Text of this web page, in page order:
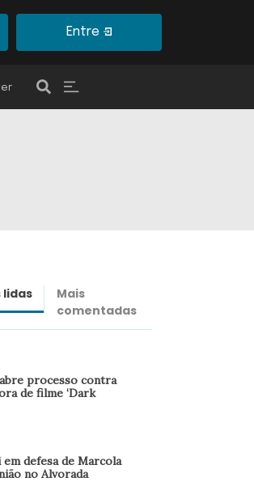
Entre
lidas
Mais
comentadas
processo contra
de filme ‘Dark
em defesa de Marcola
no Alvorada